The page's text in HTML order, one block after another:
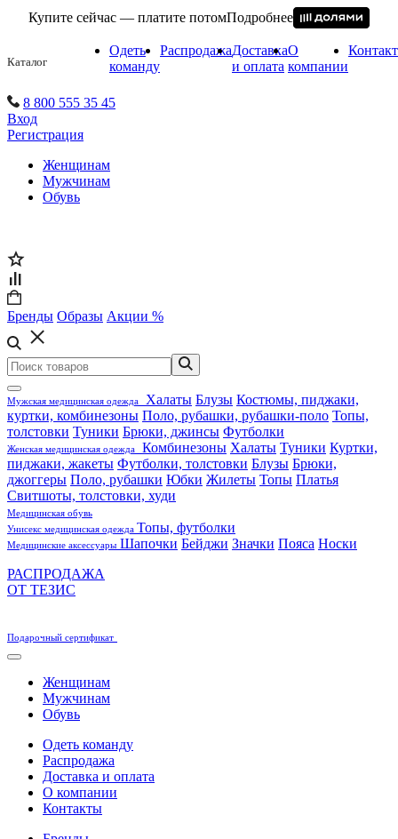
Купите сейчас — платите потомПодробнее
Каталог
Одеть
команду
РаспродажаДоставка
и оплата
О
компании
8 800 555 35 45
Вход
Регистрация
Женщинам
Мужчинам
Обувь
Бренды Образы Акции %
Мужская медицинская одежда Халаты Блузы Костюмы, пиджаки,
куртки, комбинезоны Поло, рубашки, рубашки-поло Топы,
толстовки Туники Брюки, джинсы Футболки
Женская медицинская одежда Комбинезоны Халаты Туники Куртки,
пиджаки, жакеты Футболки, толстовки Блузы Брюки,
джоггеры Поло, рубашки Юбки Жилеты Топы Платья
Свитшоты, толстовки, худи
Медицинская обувь
Унисекс медицинская одежда Топы, футболки
Медицинские аксессуары Шапочки Бейджи Значки Пояса Носки
РАСПРОДАЖА
ОТ ТЕЗИС
Подарочный сертификат
Женщинам
Мужчинам
Обувь
Одеть команду
Распродажа
Доставка и оплата
О компании
Контакты